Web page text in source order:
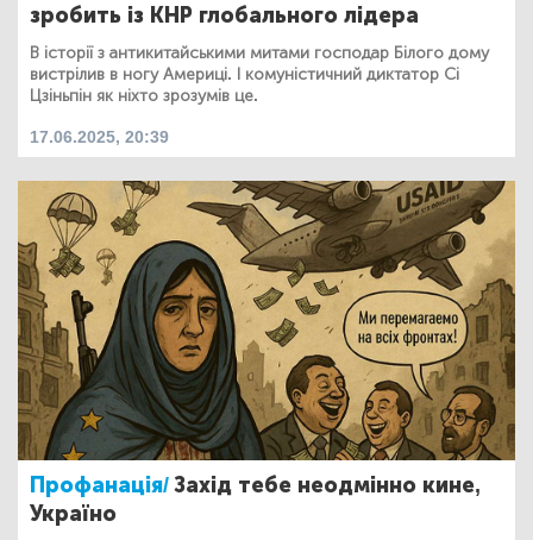
зробить із КНР глобального лідера
В історії з антикитайськими митами господар Білого дому
вистрілив в ногу Америці. І комуністичний диктатор Сі
Цзіньпін як ніхто зрозумів це.
17.06.2025, 20:39
Профанація/Захід тебе неодмінно кине,
Україно